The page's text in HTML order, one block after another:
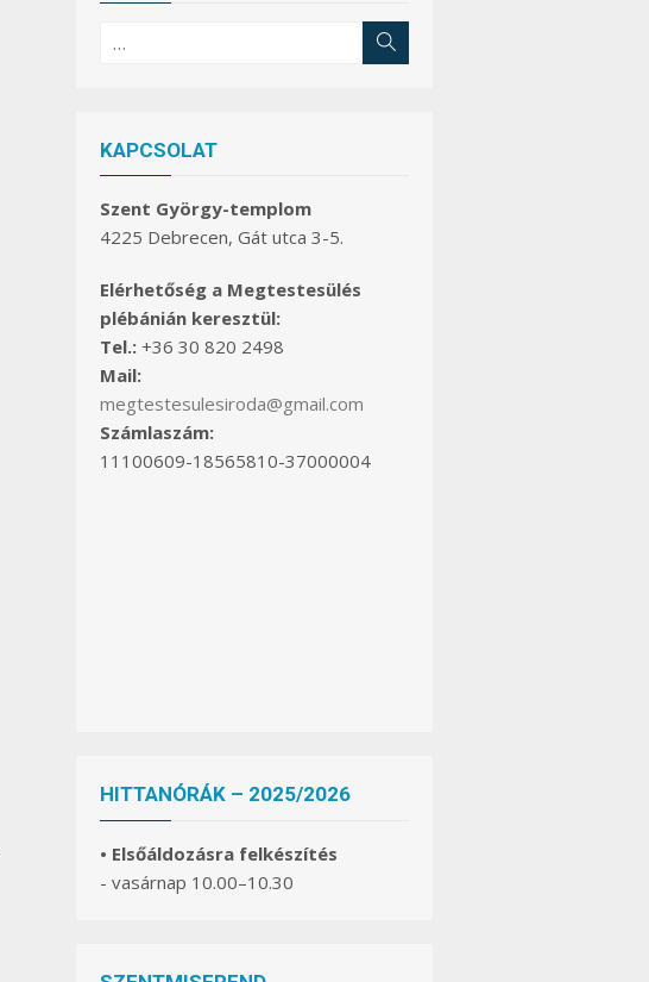
KAPCSOLAT
Szent György-templom
4225 Debrecen, Gát utca 3-5.
Elérhetőség a Megtestesülés
plébánián keresztül:
Tel.: +36 30 820 2498
Mail:
megtestesulesiroda@gmail.com
Számlaszám:
11100609-18565810-37000004
HITTANÓRÁK – 2025/2026
• Elsőáldozásra felkészítés
- vasárnap 10.00–10.30